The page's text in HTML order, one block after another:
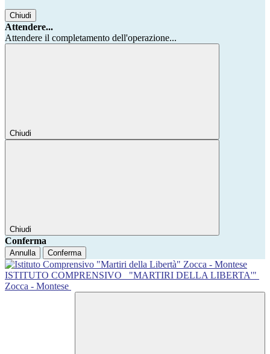
Chiudi
Attendere...
Attendere il completamento dell'operazione...
Chiudi
Chiudi
Conferma
Annulla Conferma
ISTITUTO COMPRENSIVO
"MARTIRI DELLA LIBERTA'"
Zocca - Montese